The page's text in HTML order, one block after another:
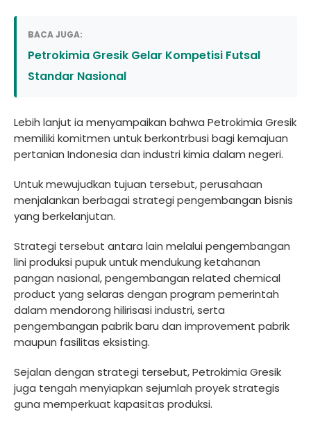
BACA JUGA:
Petrokimia Gresik Gelar Kompetisi Futsal
Standar Nasional
Lebih lanjut ia menyampaikan bahwa Petrokimia Gresik
memiliki komitmen untuk berkontrbusi bagi kemajuan
pertanian Indonesia dan industri kimia dalam negeri.
Untuk mewujudkan tujuan tersebut, perusahaan
menjalankan berbagai strategi pengembangan bisnis
yang berkelanjutan.
Strategi tersebut antara lain melalui pengembangan
lini produksi pupuk untuk mendukung ketahanan
pangan nasional, pengembangan related chemical
product yang selaras dengan program pemerintah
dalam mendorong hilirisasi industri, serta
pengembangan pabrik baru dan improvement pabrik
maupun fasilitas eksisting.
Sejalan dengan strategi tersebut, Petrokimia Gresik
juga tengah menyiapkan sejumlah proyek strategis
guna memperkuat kapasitas produksi.